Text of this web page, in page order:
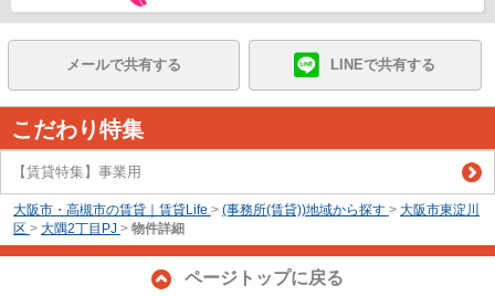
メールで共有する LINEで共有する
こだわり特集
【賃貸特集】事業用
大阪市・高槻市の賃貸｜賃貸Life > (事務所(賃貸))地域から探す > 大阪市東淀川
区 > 大隅2丁目PJ > 物件詳細
ページトップに戻る